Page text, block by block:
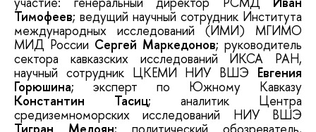
Тимофеев; ведущий научный сотрудник Института
международных исследований (ИМИ) МГИМО
МИД России Сергей Маркедонов; руководитель
сектора кавказских исследований ИКСА РАН,
научный сотрудник ЦКЕМИ НИУ ВШЭ Евгения
Горюшина; эксперт по Южному Кавказу
Константин Тасиц; аналитик Центра
средиземноморских исследований НИУ ВШЭ